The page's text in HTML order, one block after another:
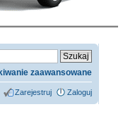
zaawansowane
Zarejestruj Zaloguj